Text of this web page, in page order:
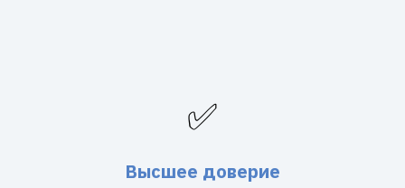
✅
Высшее доверие